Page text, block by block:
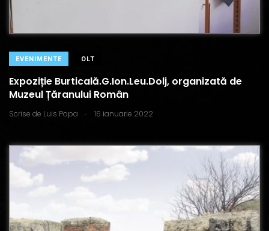
EVENIMENTE OLT
Expoziție Burticală.G.Ion.Leu.Dolj, organizată de
Muzeul Țăranului Român
Scrise de Luis Popa . 16 ianuarie 2022